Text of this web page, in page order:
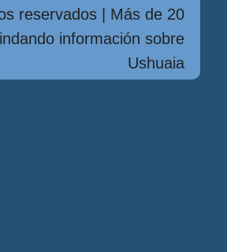
reservados | Más de 20
información sobre
Ushuaia